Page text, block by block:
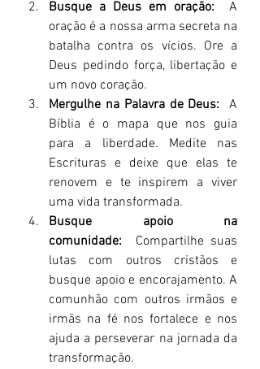
Busque a Deus em oração: A
oração é a nossa arma secreta na
batalha contra os vícios. Ore a
Deus pedindo força, libertação e
um novo coração.
Mergulhe na Palavra de Deus: A
Bíblia é o mapa que nos guia
para a liberdade. Medite nas
Escrituras e deixe que elas te
renovem e te inspirem a viver
uma vida transformada.
Busque apoio na
comunidade: Compartilhe suas
lutas com outros cristãos e
busque apoio e encorajamento. A
comunhão com outros irmãos e
irmãs na fé nos fortalece e nos
ajuda a perseverar na jornada da
transformação.